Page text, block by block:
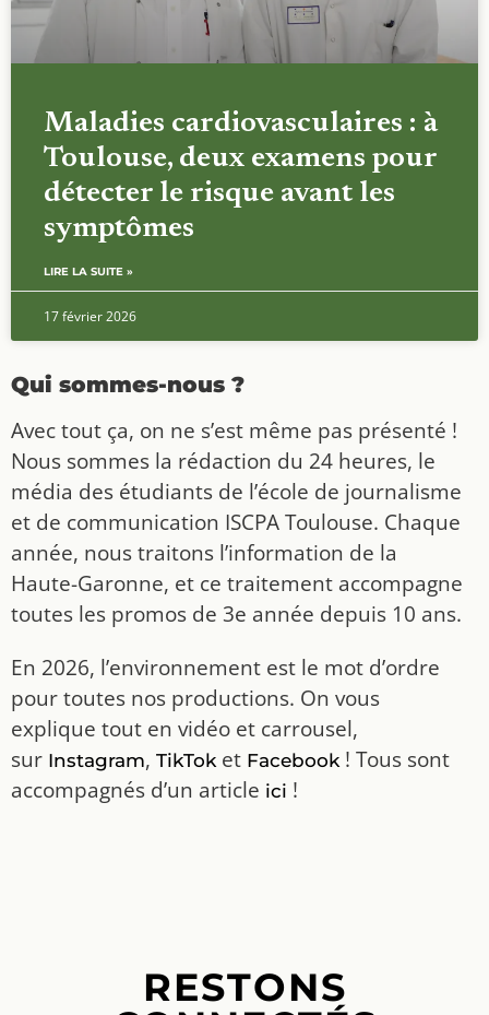
Maladies cardiovasculaires : à
Toulouse, deux examens pour
détecter le risque avant les
symptômes
LIRE LA SUITE »
17 février 2026
Qui sommes-nous ?
Avec tout ça, on ne s’est même pas présenté !
Nous sommes la rédaction du 24 heures, le
média des étudiants de l’école de journalisme
et de communication ISCPA Toulouse. Chaque
année, nous traitons l’information de la
Haute-Garonne, et ce traitement accompagne
toutes les promos de 3e année depuis 10 ans.
En 2026, l’environnement est le mot d’ordre
pour toutes nos productions. On vous
explique tout en vidéo et carrousel,
sur Instagram, TikToket Facebook! Tous sont
accompagnés d’un article ici !
RESTONS